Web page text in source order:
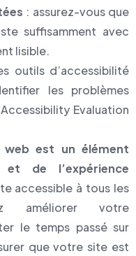
: assurez-vous que
suffisamment avec
lisible.
outils d’accessibilité
les problèmes
Evaluation
web est un élément
de l’expérience
accessible à tous les
améliorer votre
le temps passé sur
que votre site est